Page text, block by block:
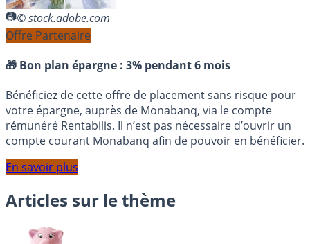
© stock.adobe.com
Offre Partenaire
🎁 Bon plan épargne : 3% pendant 6 mois
Bénéficiez de cette offre de placement sans risque pour
votre épargne, auprès de Monabanq, via le compte
rémunéré Rentabilis. Il n’est pas nécessaire d’ouvrir un
compte courant Monabanq afin de pouvoir en bénéficier.
En savoir plus
Articles sur le thème